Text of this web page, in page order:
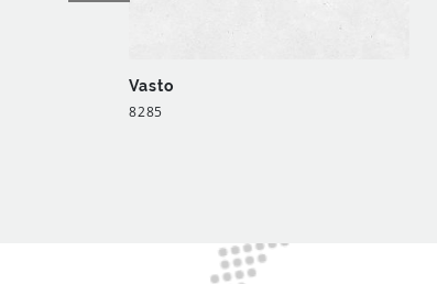
Vasto
8285